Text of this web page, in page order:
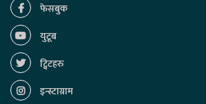
फेसबुक
युटूब
ट्विटहरु
इन्स्टाग्राम